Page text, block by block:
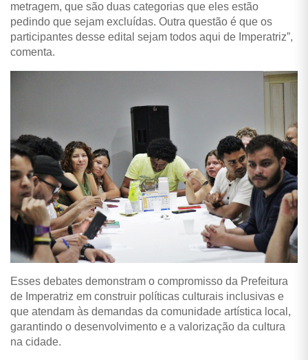
metragem, que são duas categorias que eles estão
pedindo que sejam excluídas. Outra questão é que os
participantes desse edital sejam todos aqui de Imperatriz”,
comenta.
Esses debates demonstram o compromisso da Prefeitura
de Imperatriz em construir políticas culturais inclusivas e
que atendam às demandas da comunidade artística local,
garantindo o desenvolvimento e a valorização da cultura
na cidade.